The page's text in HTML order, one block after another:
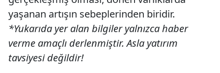
yaşanan artışın sebeplerinden biridir.
*Yukarıda yer alan bilgiler yalnızca haber
verme amaçlı derlenmiştir. Asla yatırım
tavsiyesi değildir!